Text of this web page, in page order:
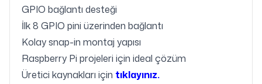
GPIO bağlantı desteği
İlk 8 GPIO pini üzerinden bağlantı
Kolay snap-in montaj yapısı
Raspberry Pi projeleri için ideal çözüm
Üretici kaynakları için tıklayınız.